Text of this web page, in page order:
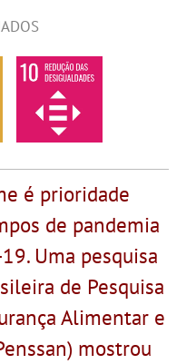
é prioridade
de pandemia
Uma pesquisa
de Pesquisa
Alimentar e
mostrou